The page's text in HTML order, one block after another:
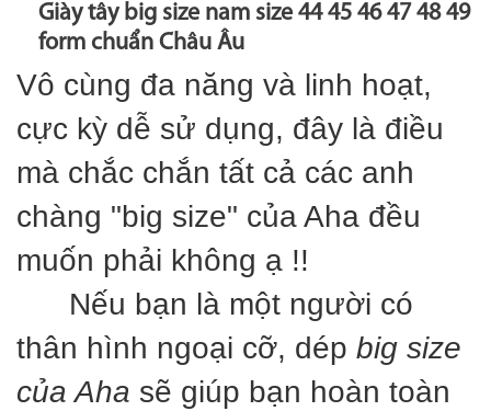
Giày tây big size nam size 44 45 46 47 48 49
form chuẩn Châu Âu
Vô cùng đa năng và linh hoạt,
cực kỳ dễ sử dụng, đây là điều
mà chắc chắn tất cả các anh
chàng "big size" của Aha đều
muốn phải không ạ !!
Nếu bạn là một người có
thân hình ngoại cỡ, dép big size
của Aha sẽ giúp bạn hoàn toàn